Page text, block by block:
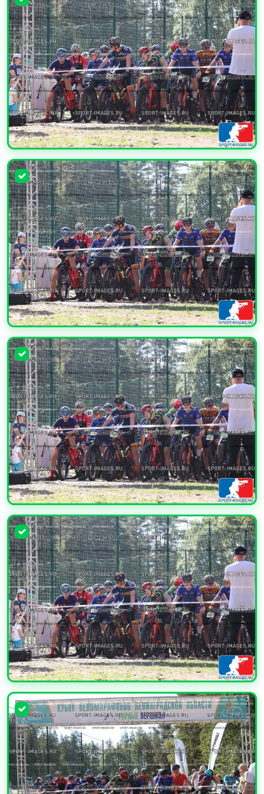
УВЕЛИЧИТЬ
УВЕЛИЧИТЬ
УВЕЛИЧИТЬ
УВЕЛИЧИТЬ